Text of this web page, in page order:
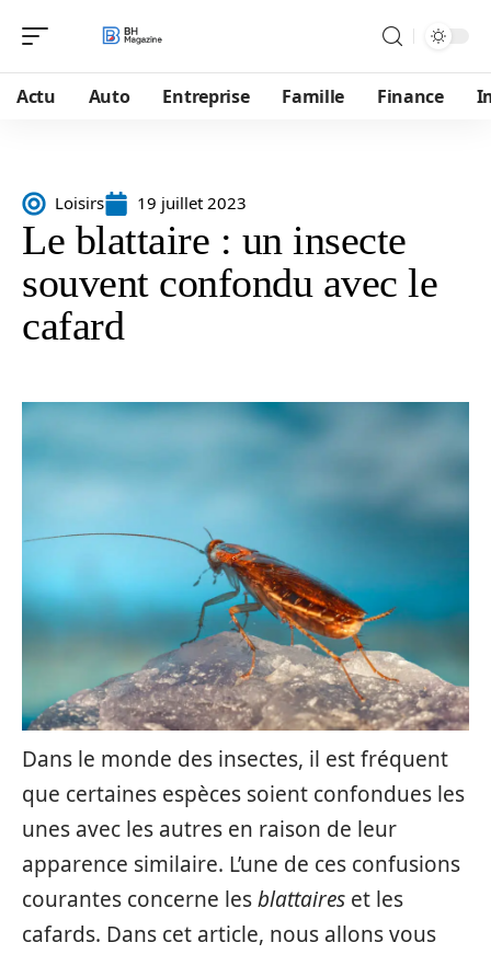
Actu Auto Entreprise Famille Finance
Loisirs 19 juillet 2023
Le blattaire : un insecte
souvent confondu avec le
cafard
Dans le monde des insectes, il est fréquent
que certaines espèces soient confondues les
unes avec les autres en raison de leur
apparence similaire. L’une de ces confusions
courantes concerne lesblattaires et les
cafards. Dans cet article, nous allons vous